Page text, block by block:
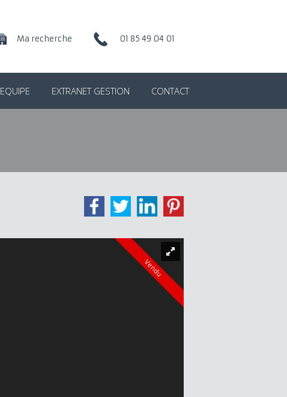
01 85 49 04 01
Ma recherche
EQUIPE EXTRANET GESTION CONTACT
Vendu